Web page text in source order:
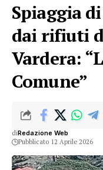
Spiaggia
dai rifiuti
Vardera:
Comune”
diRedazione Web
Pubblicato 12 Aprile 2026